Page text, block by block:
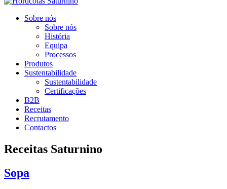
Sobre nós
Sobre nós
História
Equipa
Processos
Produtos
Sustentabilidade
Sustentabilidade
Certificações
B2B
Receitas
Recrutamento
Contactos
Receitas Saturnino
Sopa